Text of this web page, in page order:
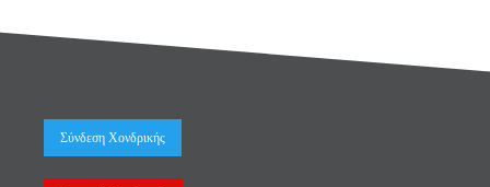
Σύνδεση Χονδρικής